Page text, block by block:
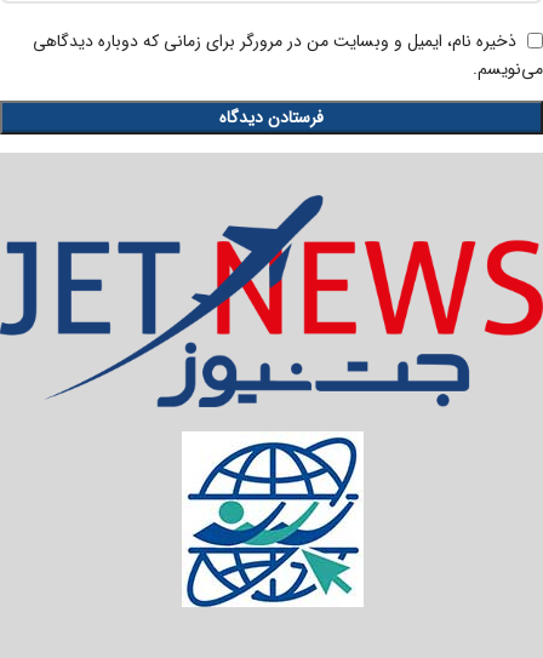
ذخیره نام، ایمیل و وبسایت من در مرورگر برای زمانی که دوباره دیدگاهی
می‌نویسم.